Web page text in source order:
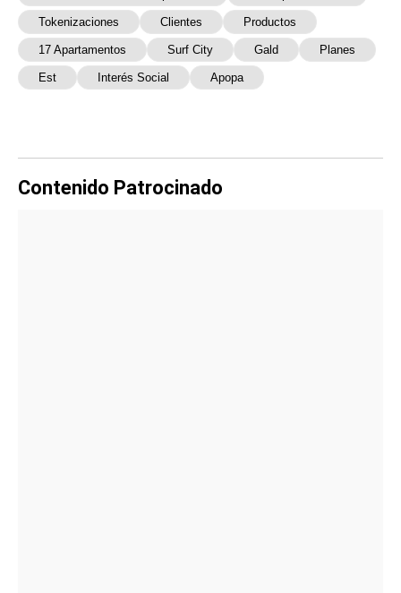
Tokenizaciones Clientes Productos
17 Apartamentos Surf City Gald Planes
Est Interés Social Apopa
Contenido Patrocinado